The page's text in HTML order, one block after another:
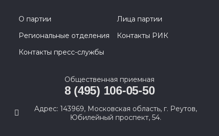
О партии
Лица партии
Региональные отделения
Контакты РИК
Контакты пресс-службы
Общественная приемная
8 (495) 106-05-50
Адрес: 143969, Московская область, г. Реутов,
Юбилейный проспект, 54.